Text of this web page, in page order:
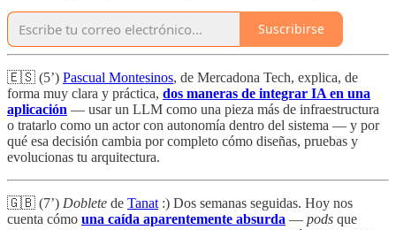
Suscribirse
🇪🇸 (5’) Pascual Montesinos, de Mercadona Tech, explica, de
forma muy clara y práctica, dos maneras de integrar IA en una
aplicación — usar un LLM como una pieza más de infraestructura
o tratarlo como un actor con autonomía dentro del sistema — y por
qué esa decisión cambia por completo cómo diseñas, pruebas y
evolucionas tu arquitectura.
🇬🇧 (7’) Doblete de Tanat :) Dos semanas seguidas. Hoy nos
cuenta cómo una caída aparentemente absurda — pods que